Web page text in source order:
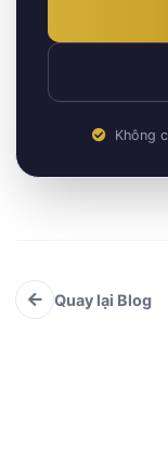
Không
Quay lại Blog